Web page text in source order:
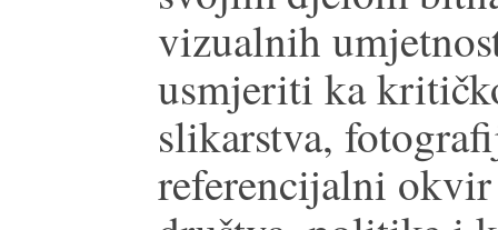
vizualnih
usmjeriti ka
slikarstva,
referencijalni